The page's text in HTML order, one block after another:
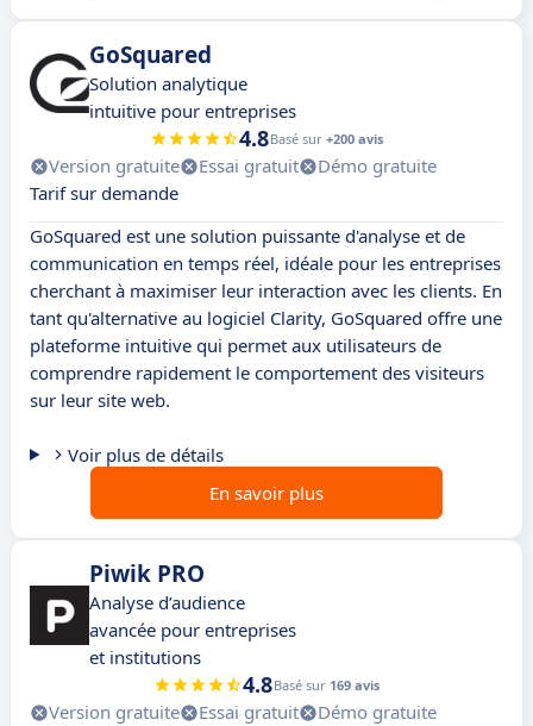
GoSquared
Solution analytique
intuitive pour entreprises
4.8Basé sur +200 avis
Version gratuite Essai gratuit
Démo gratuite
Tarif sur demande
GoSquared est une solution puissante d'analyse et de
communication en temps réel, idéale pour les entreprises
cherchant à maximiser leur interaction avec les clients. En
tant qu'alternative au logiciel Clarity, GoSquared offre une
plateforme intuitive qui permet aux utilisateurs de
comprendre rapidement le comportement des visiteurs
sur leur site web.
Voir plus de détails
En savoir plus
Piwik PRO
Analyse d’audience
avancée pour entreprises
et institutions
4.8Basé sur 169 avis
Version gratuite Essai gratuit
Démo gratuite